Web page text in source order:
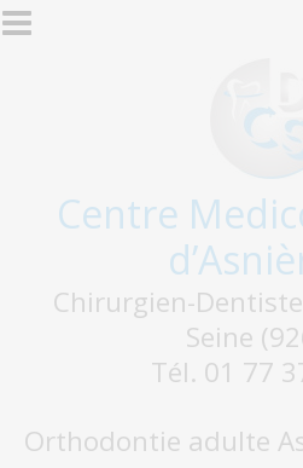
Aller au contenu principal
Centre
Chirurgien-
Seine
Tél. 01 77
Orthodontie adulte